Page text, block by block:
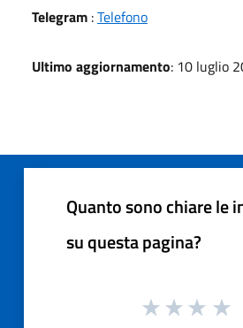
Telegram :Telefono
Ultimo aggiornamento: 10 luglio
Quanto sono chiare le
su questa pagina?